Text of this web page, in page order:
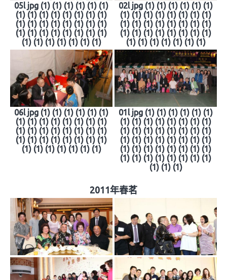
05l jpg (1) (1) (1) (1) (1) (1)
(1) (1) (1) (1) (1) (1) (1) (1)
(1) (1) (1) (1) (1) (1) (1) (1)
(1) (1) (1) (1) (1) (1) (1) (1)
(1) (1) (1) (1) (1) (1) (1)
02l jpg (1) (1) (1) (1) (1) (1)
(1) (1) (1) (1) (1) (1) (1) (1)
(1) (1) (1) (1) (1) (1) (1) (1)
(1) (1) (1) (1) (1) (1) (1) (1)
(1) (1) (1) (1) (1) (1) (1)
06l jpg (1) (1) (1) (1) (1) (1)
(1) (1) (1) (1) (1) (1) (1) (1)
(1) (1) (1) (1) (1) (1) (1) (1)
(1) (1) (1) (1) (1) (1) (1) (1)
(1) (1) (1) (1) (1) (1) (1)
01l jpg (1) (1) (1) (1) (1) (1)
(1) (1) (1) (1) (1) (1) (1) (1)
(1) (1) (1) (1) (1) (1) (1) (1)
(1) (1) (1) (1) (1) (1) (1) (1)
(1) (1) (1) (1) (1) (1) (1) (1)
(1) (1) (1) (1) (1) (1) (1) (1)
(1) (1) (1)
2011年春茗